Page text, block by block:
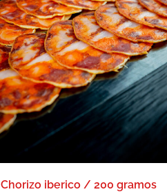
Chorizo iberico / 200 gramos